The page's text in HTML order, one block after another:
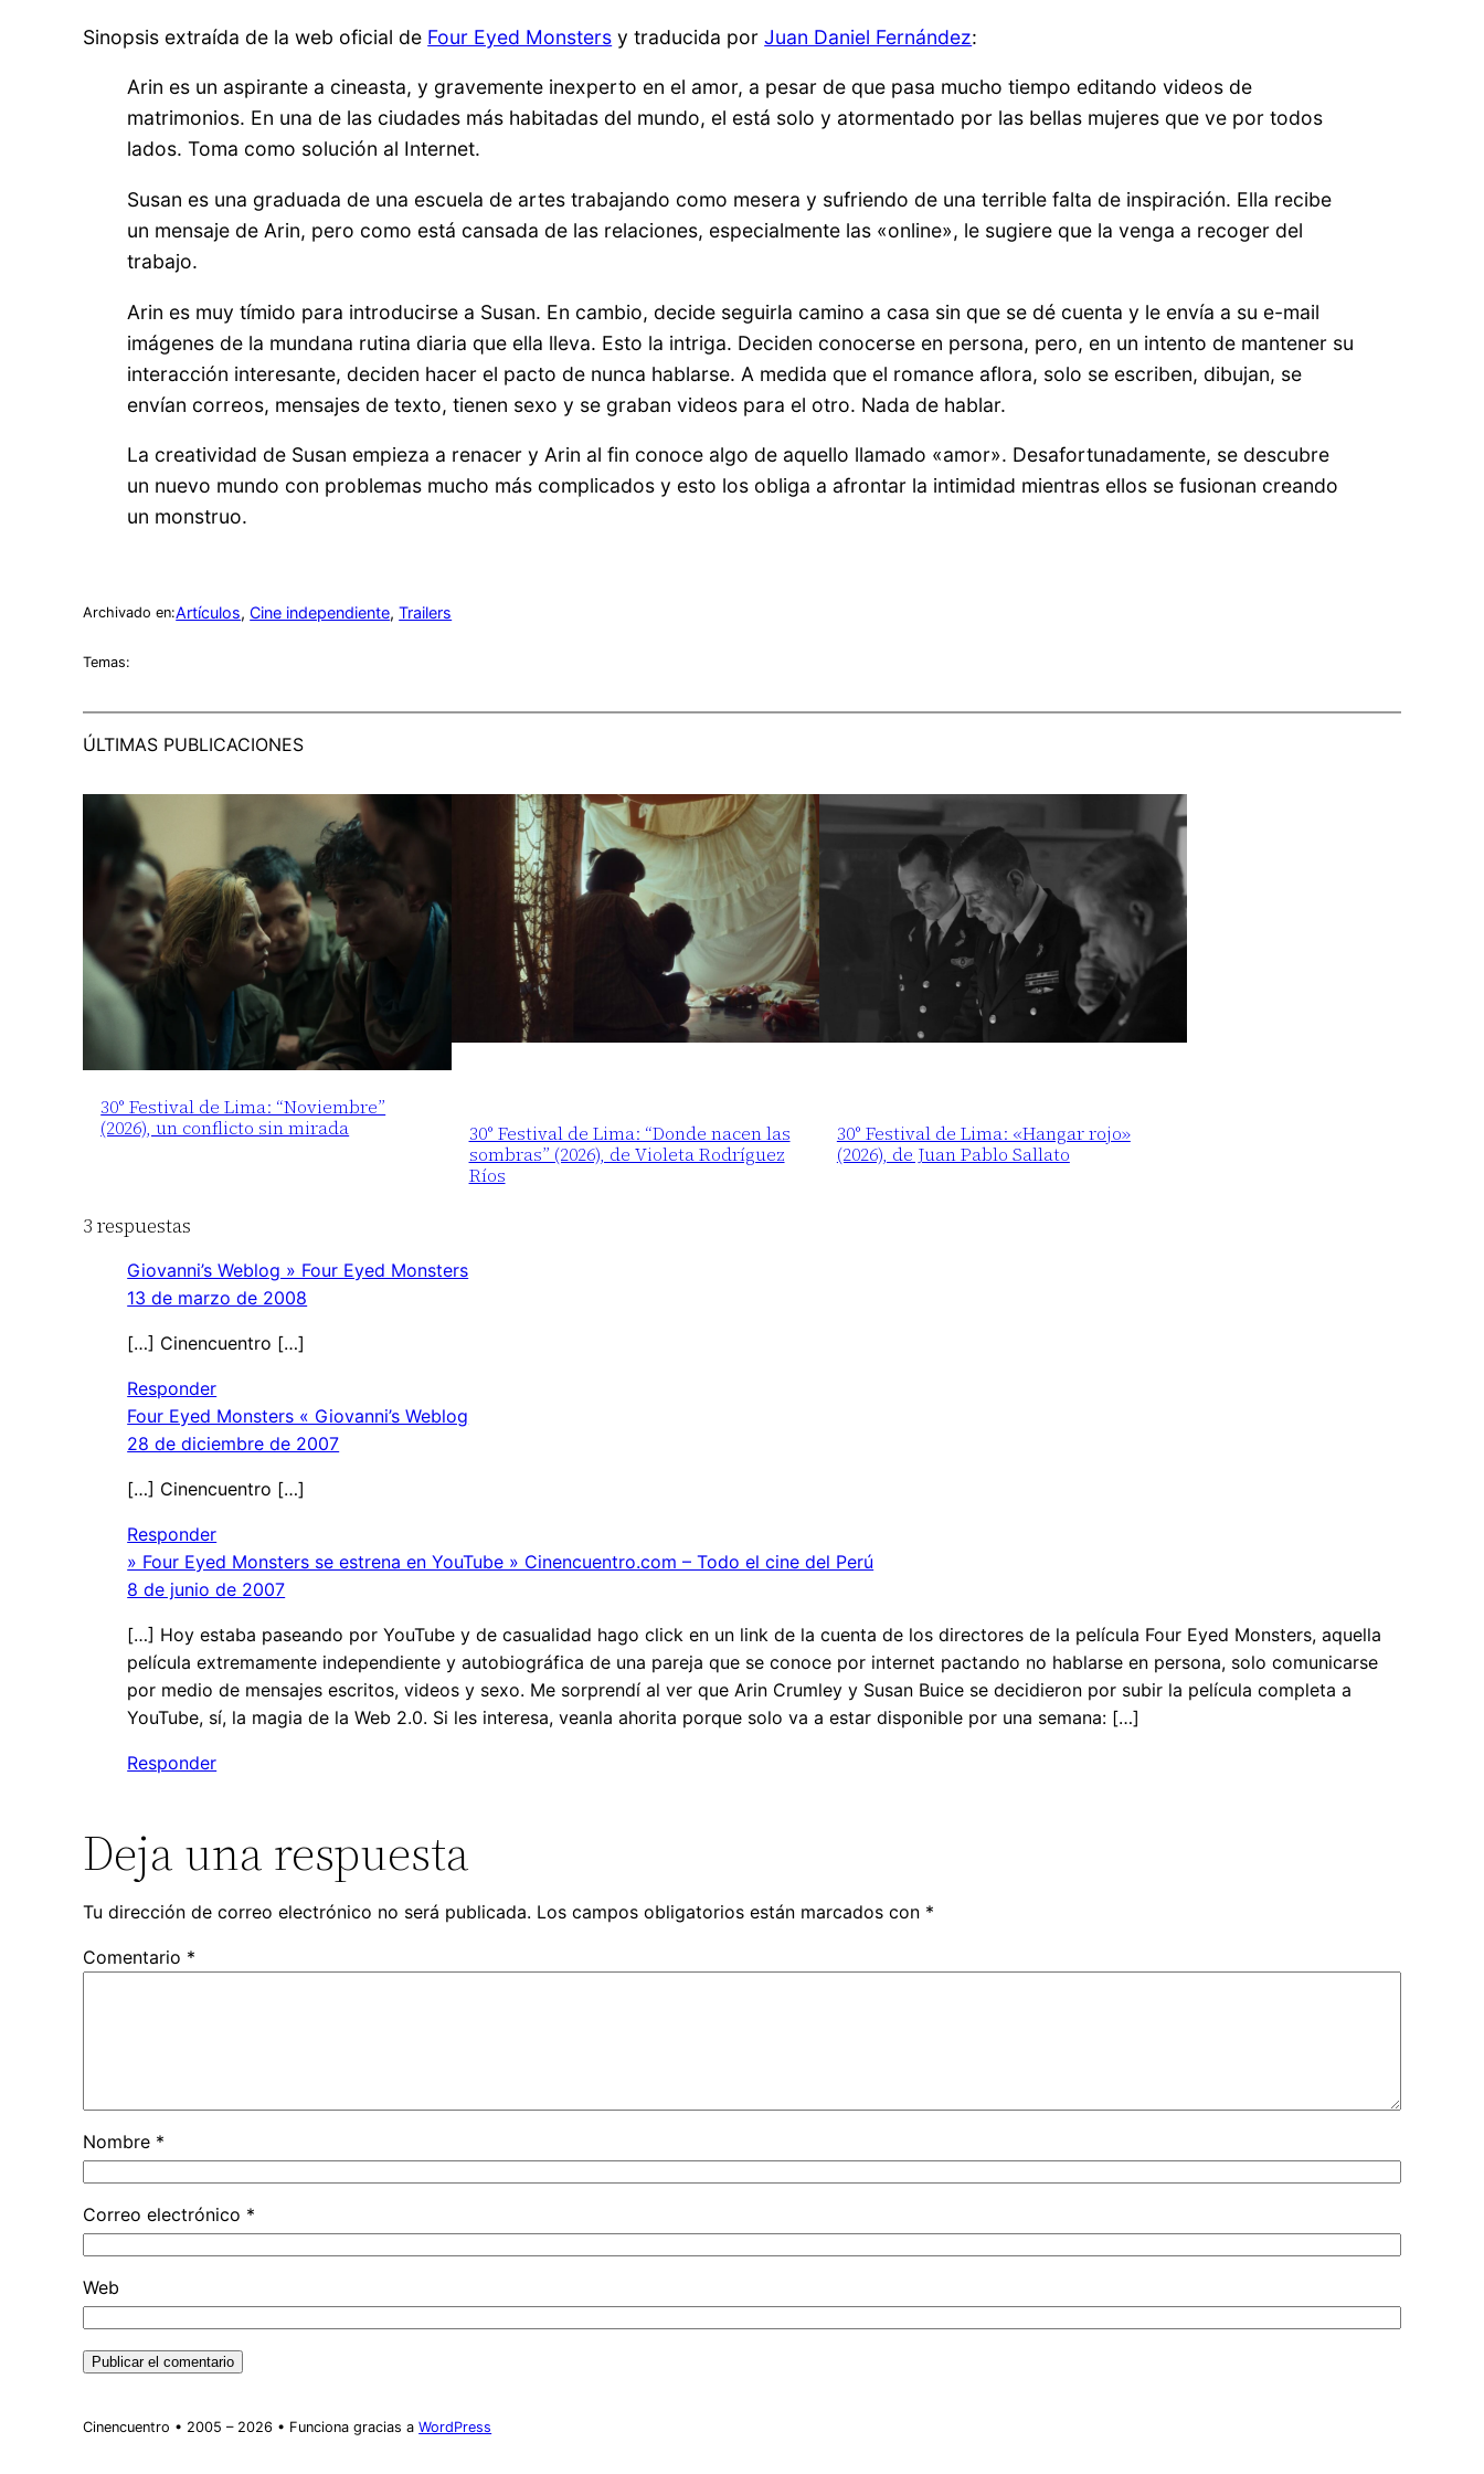
Sinopsis extraída de la web oficial de Four Eyed Monsters y traducida porJuan Daniel Fernández:
Arin es un aspirante a cineasta, y gravemente inexperto en el amor, a pesar de que pasa mucho tiempo editando videos de
matrimonios. En una de las ciudades más habitadas del mundo, el está solo y atormentado por las bellas mujeres que ve por todos
lados. Toma como solución al Internet.
Susan es una graduada de una escuela de artes trabajando como mesera y sufriendo de una terrible falta de inspiración. Ella recibe
un mensaje de Arin, pero como está cansada de las relaciones, especialmente las «online», le sugiere que la venga a recoger del
trabajo.
Arin es muy tímido para introducirse a Susan. En cambio, decide seguirla camino a casa sin que se dé cuenta y le envía a su e-mail
imágenes de la mundana rutina diaria que ella lleva. Esto la intriga. Deciden conocerse en persona, pero, en un intento de mantener su
interacción interesante, deciden hacer el pacto de nunca hablarse. A medida que el romance aflora, solo se escriben, dibujan, se
envían correos, mensajes de texto, tienen sexo y se graban videos para el otro. Nada de hablar.
La creatividad de Susan empieza a renacer y Arin al fin conoce algo de aquello llamado «amor». Desafortunadamente, se descubre
un nuevo mundo con problemas mucho más complicados y esto los obliga a afrontar la intimidad mientras ellos se fusionan creando
un monstruo.
Archivado en:Artículos, Cine independiente, Trailers
Temas:
ÚLTIMAS PUBLICACIONES
30° Festival de Lima: “Noviembre”
(2026), un conflicto sin mirada
30° Festival de Lima: “Donde nacen las
sombras” (2026), de Violeta Rodríguez
Ríos
30° Festival de Lima: «Hangar rojo»
(2026), de Juan Pablo Sallato
3 respuestas
Giovanni’s Weblog » Four Eyed Monsters
13 de marzo de 2008
[…] Cinencuentro […]
Responder
Four Eyed Monsters « Giovanni’s Weblog
28 de diciembre de 2007
[…] Cinencuentro […]
Responder
» Four Eyed Monsters se estrena en YouTube » Cinencuentro.com – Todo el cine del Perú
8 de junio de 2007
[…] Hoy estaba paseando por YouTube y de casualidad hago click en un link de la cuenta de los directores de la película Four Eyed Monsters, aquella
película extremamente independiente y autobiográfica de una pareja que se conoce por internet pactando no hablarse en persona, solo comunicarse
por medio de mensajes escritos, videos y sexo. Me sorprendí al ver que Arin Crumley y Susan Buice se decidieron por subir la película completa a
YouTube, sí, la magia de la Web 2.0. Si les interesa, veanla ahorita porque solo va a estar disponible por una semana: […]
Responder
Deja una respuesta
Tu dirección de correo electrónico no será publicada. Los campos obligatorios están marcados con *
Comentario *
Nombre *
Correo electrónico *
Web
Cinencuentro • 2005 – 2026 • Funciona gracias aWordPress